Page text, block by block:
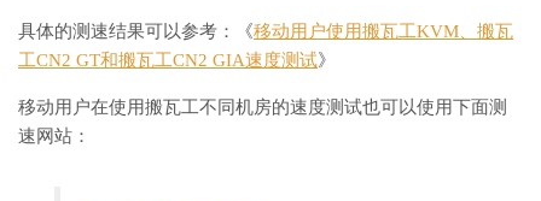
具体的测速结果可以参考：《移动用户使用搬瓦工KVM、搬瓦
工CN2 GT和搬瓦工CN2 GIA速度测试》
移动用户在使用搬瓦工不同机房的速度测试也可以使用下面测
速网站：